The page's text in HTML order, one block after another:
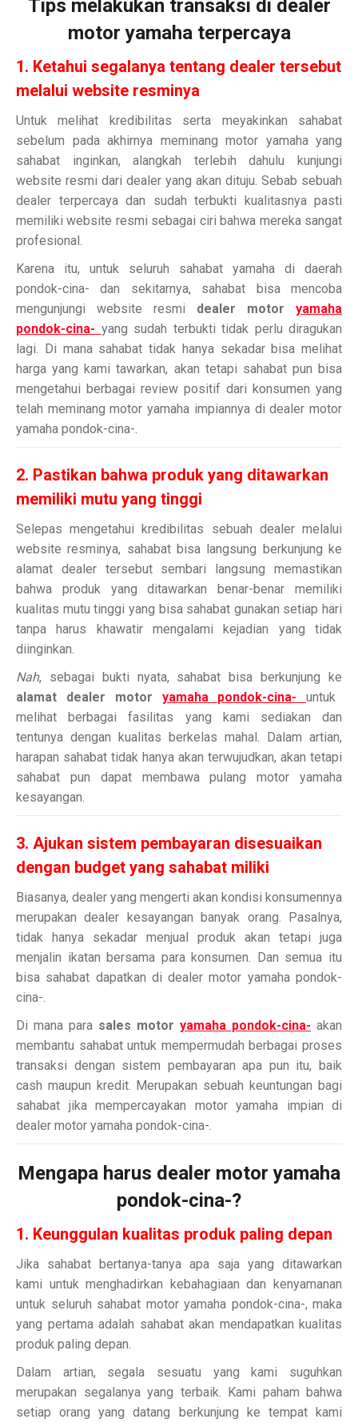
Tips melakukan transaksi di dealer
motor yamaha terpercaya
1. Ketahui segalanya tentang dealer tersebut
melalui website resminya
Untuk melihat kredibilitas serta meyakinkan sahabat
sebelum pada akhirnya meminang motor yamaha yang
sahabat inginkan, alangkah terlebih dahulu kunjungi
website resmi dari dealer yang akan dituju. Sebab sebuah
dealer terpercaya dan sudah terbukti kualitasnya pasti
memiliki website resmi sebagai ciri bahwa mereka sangat
profesional.
Karena itu, untuk seluruh sahabat yamaha di daerah
pondok-cina- dan sekitarnya, sahabat bisa mencoba
mengunjungi website resmi dealer motor yamaha
pondok-cina- yang sudah terbukti tidak perlu diragukan
lagi. Di mana sahabat tidak hanya sekadar bisa melihat
harga yang kami tawarkan, akan tetapi sahabat pun bisa
mengetahui berbagai review positif dari konsumen yang
telah meminang motor yamaha impiannya di dealer motor
yamaha pondok-cina-.
2. Pastikan bahwa produk yang ditawarkan
memiliki mutu yang tinggi
Selepas mengetahui kredibilitas sebuah dealer melalui
website resminya, sahabat bisa langsung berkunjung ke
alamat dealer tersebut sembari langsung memastikan
bahwa produk yang ditawarkan benar-benar memiliki
kualitas mutu tinggi yang bisa sahabat gunakan setiap hari
tanpa harus khawatir mengalami kejadian yang tidak
diinginkan.
Nah, sebagai bukti nyata, sahabat bisa berkunjung ke
alamat dealer motor yamaha pondok-cina-untuk
melihat berbagai fasilitas yang kami sediakan dan
tentunya dengan kualitas berkelas mahal. Dalam artian,
harapan sahabat tidak hanya akan terwujudkan, akan tetapi
sahabat pun dapat membawa pulang motor yamaha
kesayangan.
3. Ajukan sistem pembayaran disesuaikan
dengan budget yang sahabat miliki
Biasanya, dealer yang mengerti akan kondisi konsumennya
merupakan dealer kesayangan banyak orang. Pasalnya,
tidak hanya sekadar menjual produk akan tetapi juga
menjalin ikatan bersama para konsumen. Dan semua itu
bisa sahabat dapatkan di dealer motor yamaha pondok-
cina-.
Di mana para sales motor yamaha pondok-cina- akan
membantu sahabat untuk mempermudah berbagai proses
transaksi dengan sistem pembayaran apa pun itu, baik
cash maupun kredit. Merupakan sebuah keuntungan bagi
sahabat jika mempercayakan motor yamaha impian di
dealer motor yamaha pondok-cina-.
Mengapa harus dealer motor yamaha
pondok-cina-?
1. Keunggulan kualitas produk paling depan
Jika sahabat bertanya-tanya apa saja yang ditawarkan
kami untuk menghadirkan kebahagiaan dan kenyamanan
untuk seluruh sahabat motor yamaha pondok-cina-, maka
yang pertama adalah sahabat akan mendapatkan kualitas
produk paling depan.
Dalam artian, segala sesuatu yang kami suguhkan
merupakan segalanya yang terbaik. Kami paham bahwa
setiap orang yang datang berkunjung ke tempat kami